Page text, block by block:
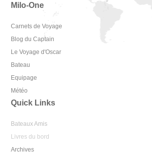
Milo-One
Carnets de Voyage
Blog du Captain
Le Voyage d'Oscar
Bateau
Equipage
Météo
Quick Links
Bateaux Amis
Livres du bord
Archives